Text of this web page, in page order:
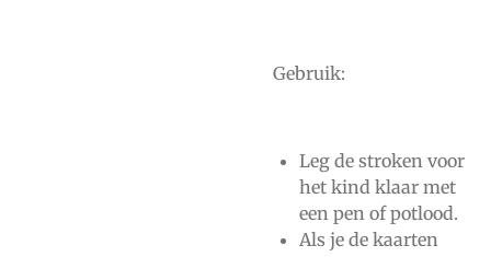
Gebruik:
Leg de stroken voor
het kind klaar met
een pen of potlood.
Als je de kaarten